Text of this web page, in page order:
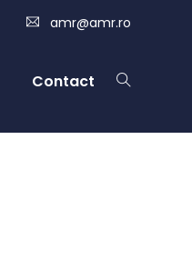
amr@amr.ro
Contact